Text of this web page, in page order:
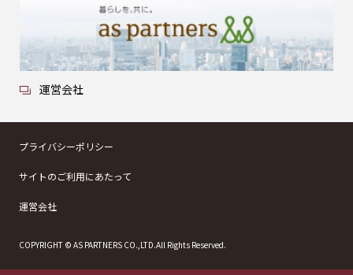
運営会社
プライバシーポリシー
サイトのご利用にあたって
運営会社
COPYRIGHT © AS PARTNERS CO.,LTD.All Rights Reserved.